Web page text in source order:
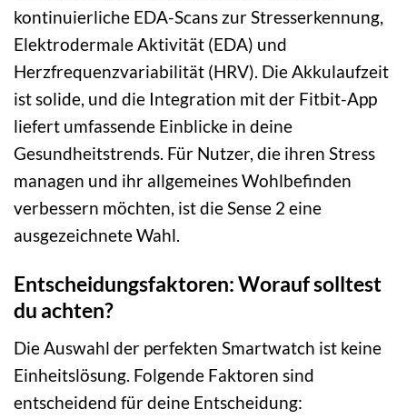
kontinuierliche EDA-Scans zur Stresserkennung,
Elektrodermale Aktivität (EDA) und
Herzfrequenzvariabilität (HRV). Die Akkulaufzeit
ist solide, und die Integration mit der Fitbit-App
liefert umfassende Einblicke in deine
Gesundheitstrends. Für Nutzer, die ihren Stress
managen und ihr allgemeines Wohlbefinden
verbessern möchten, ist die Sense 2 eine
ausgezeichnete Wahl.
Entscheidungsfaktoren: Worauf solltest
du achten?
Die Auswahl der perfekten Smartwatch ist keine
Einheitslösung. Folgende Faktoren sind
entscheidend für deine Entscheidung: